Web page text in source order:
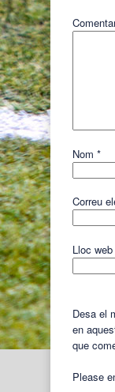
Nom *
Correu
Lloc web
Desa el
en
que
Please